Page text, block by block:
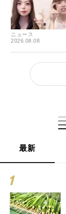
ニュース
2026.08.08
最新